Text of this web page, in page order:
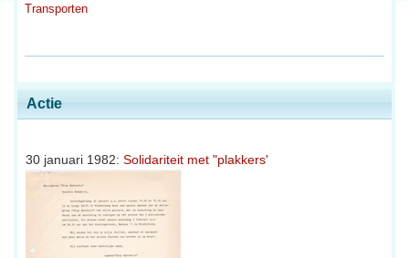
Actie
30 januari 1982: Solidariteit met "plakkers'
Transporten